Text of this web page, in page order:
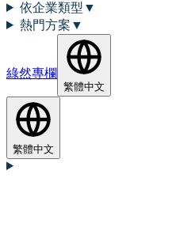
依企業類型 ▼
熱門方案 ▼
綠然專欄
繁體中文
繁體中文